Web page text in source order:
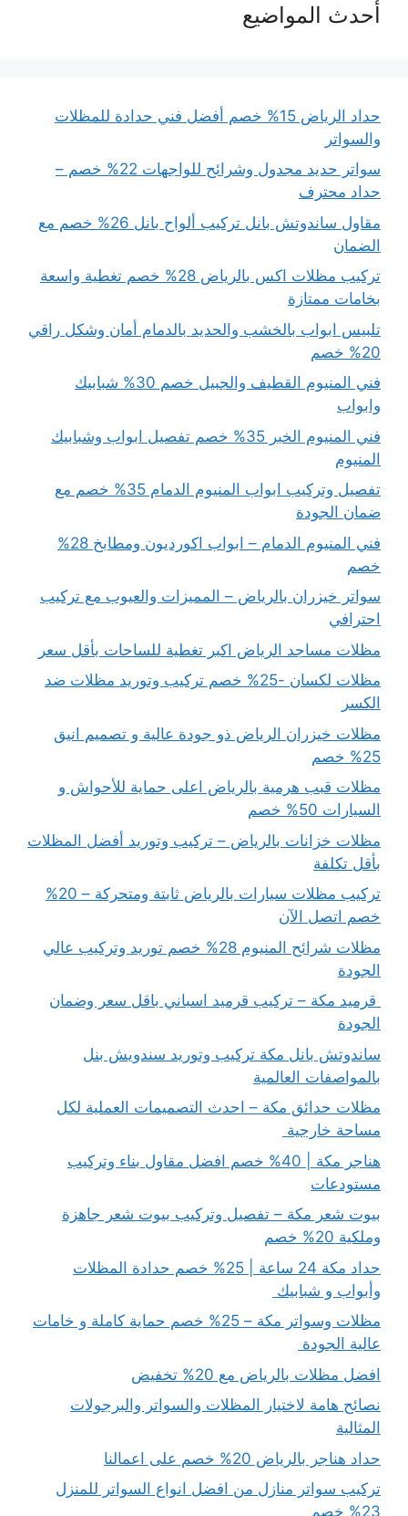
أحدث المواضيع
حداد الرياض 15% خصم أفضل فني حدادة للمظلات
والسواتر
سواتر حديد مجدول وشرائح للواجهات 22% خصم –
حداد محترف
مقاول ساندوتش بانل تركيب ألواح بانل 26% خصم مع
الضمان
تركيب مظلات اكس بالرياض 28% خصم تغطية واسعة
بخامات ممتازة
تلبيس ابواب بالخشب والحديد بالدمام أمان وشكل راقي
20% خصم
فني المنيوم القطيف والجبيل خصم 30% شبابيك
وابواب
فني المنيوم الخبر 35% خصم تفصيل ابواب وشبابيك
المنيوم
تفصيل وتركيب ابواب المنيوم الدمام 35% خصم مع
ضمان الجودة
فني المنيوم الدمام – ابواب اكورديون ومطابخ 28%
خصم
سواتر خيزران بالرياض – المميزات والعيوب مع تركيب
احترافي
مظلات مساجد الرياض اكبر تغطية للساحات بأقل سعر
مظلات لكسان -25% خصم تركيب وتوريد مظلات ضد
الكسر
مظلات خيزران الرياض ذو جودة عالية و تصميم انيق
25% خصم
مظلات قبب هرمية بالرياض اعلى حماية للأحواش و
السيارات 50% خصم
مظلات خزانات بالرياض – تركيب وتوريد أفضل المظلات
بأقل تكلفة
تركيب مظلات سيارات بالرياض ثابتة ومتحركة – 20%
خصم اتصل الآن
مظلات شرائح المنيوم 28% خصم توريد وتركيب عالي
الجودة
قرميد مكة – تركيب قرميد اسباني باقل سعر وضمان
الجودة
ساندوتش بانل مكة تركيب وتوريد سندويش بنل
بالمواصفات العالمية
مظلات حدائق مكة – احدث التصميمات العملية لكل
مساحة خارجية
هناجر مكة | 40% خصم افضل مقاول بناء وتركيب
مستودعات
بيوت شعر مكة – تفصيل وتركيب بيوت شعر جاهزة
وملكية 20% خصم
حداد مكة 24 ساعة | 25% خصم حدادة المظلات
وأبواب و شبابيك
مظلات وسواتر مكة – 25% خصم حماية كاملة و خامات
عالية الجودة
افضل مظلات بالرياض مع 20% تخفيض
نصائح هامة لاختيار المظلات والسواتر والبرجولات
المثالية
حداد هناجر بالرياض 20% خصم على اعمالنا
تركيب سواتر منازل من افضل انواع السواتر للمنزل
23% خصم